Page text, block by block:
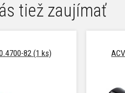
tiež zaujímať
82 (1 ks)